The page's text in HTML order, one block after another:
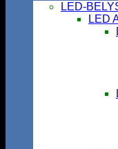
LED-
LED